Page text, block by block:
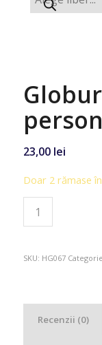
23,00 lei
Doar 2 rămase
SKU: HG067
Recenzii (0)